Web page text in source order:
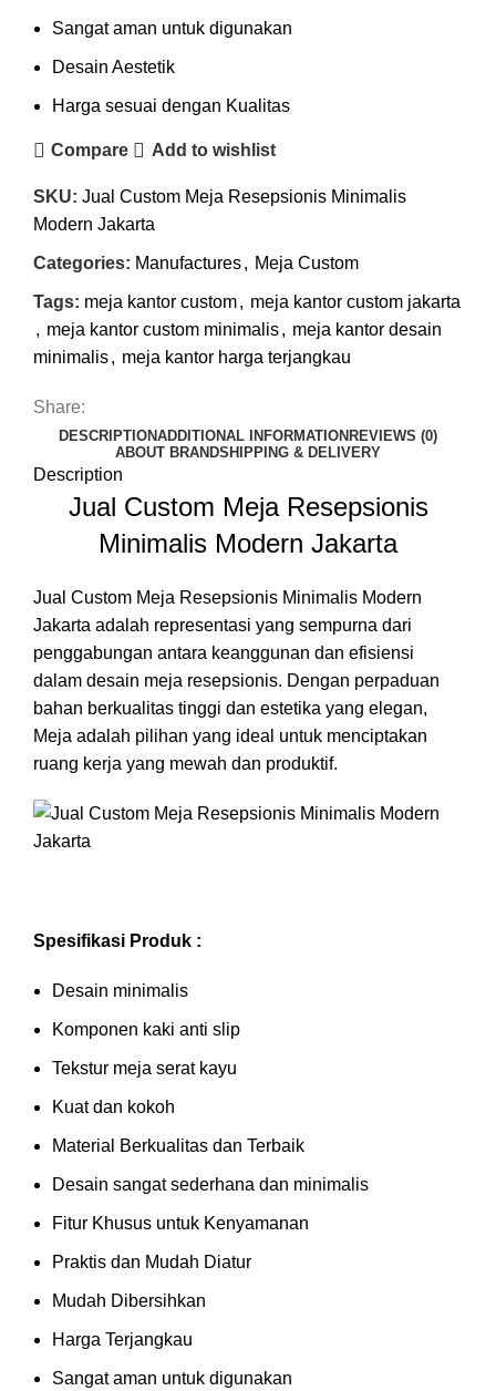
Sangat aman untuk digunakan
Desain Aestetik
Harga sesuai dengan Kualitas
Compare Add to wishlist
SKU: Jual Custom Meja Resepsionis Minimalis
Modern Jakarta
Categories: Manufactures, Meja Custom
Tags: meja kantor custom, meja kantor custom jakarta
, meja kantor custom minimalis, meja kantor desain
minimalis, meja kantor harga terjangkau
Share:
DESCRIPTIONADDITIONAL INFORMATIONREVIEWS (0)
ABOUT BRANDSHIPPING & DELIVERY
Description
Jual Custom Meja Resepsionis
Minimalis Modern Jakarta
Jual Custom Meja Resepsionis Minimalis Modern
Jakarta adalah representasi yang sempurna dari
penggabungan antara keanggunan dan efisiensi
dalam desain meja resepsionis. Dengan perpaduan
bahan berkualitas tinggi dan estetika yang elegan,
Meja adalah pilihan yang ideal untuk menciptakan
ruang kerja yang mewah dan produktif.
Spesifikasi Produk :
Desain minimalis
Komponen kaki anti slip
Tekstur meja serat kayu
Kuat dan kokoh
Material Berkualitas dan Terbaik
Desain sangat sederhana dan minimalis
Fitur Khusus untuk Kenyamanan
Praktis dan Mudah Diatur
Mudah Dibersihkan
Harga Terjangkau
Sangat aman untuk digunakan